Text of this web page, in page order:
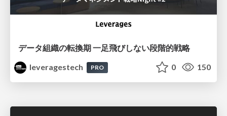
データ組織の転換期 一足飛びしない段階的戦略
leveragestech
PRO 0 150